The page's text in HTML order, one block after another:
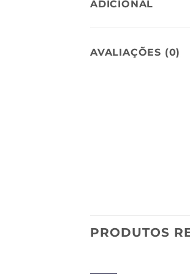
ADICIONAL
AVALIAÇÕES (0)
PRODUTOS